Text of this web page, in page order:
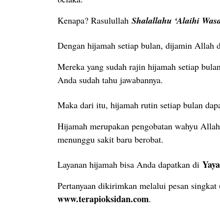
Kenapa? Rasulullah Shalallahu ‘Alaihi
Dengan hijamah setiap bulan, dijamin Allah
Mereka yang sudah rajin hijamah setiap
Anda sudah tahu jawabannya.
Maka dari itu, hijamah rutin setiap bulan
Hijamah merupakan pengobatan wahyu
menunggu sakit baru berobat.
Layanan hijamah bisa Anda dapatkan di
Pertanyaan dikirimkan melalui pesan
www.terapioksidan.com.